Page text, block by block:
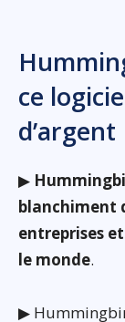
ce
d’argent
▶
blanchiment
entreprises
le monde.
▶